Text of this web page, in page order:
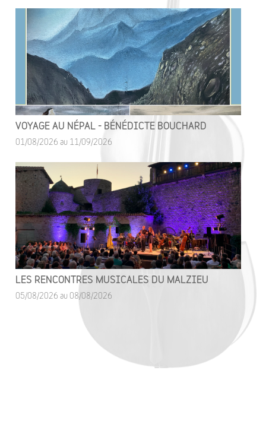
VOYAGE AU NÉPAL - BÉNÉDICTE BOUCHARD
01/08/2026 au 11/09/2026
LES RENCONTRES MUSICALES DU MALZIEU
05/08/2026 au 08/08/2026